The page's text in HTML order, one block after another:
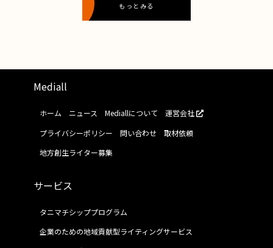
もっとみる
Mediall
ホーム ニュース Mediallについて
運営会社
プライバシーポリシー
問い合わせ
取材依頼
地方創生ライター募集
サービス
タニマチシッププログラム
企業のための地域貢献型ライティングサービス